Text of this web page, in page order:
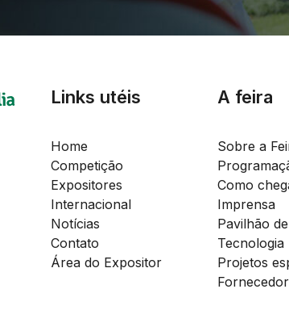
Links utéis
Home
Competição
Expositores
Internacional
Notícias
Contato
Área do Expositor
A feira
Sobre a
Como
Imprensa
Pavilhão
Tecnologia
Projetos